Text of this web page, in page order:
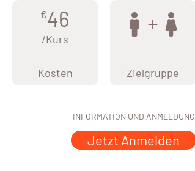
€46
/Kurs
Kosten Zielgruppe
INFORMATION UND ANMELDUNG
Jetzt Anmelden